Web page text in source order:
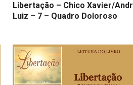
Libertação – Chico Xavier/
Luiz – 7 – Quadro Doloroso